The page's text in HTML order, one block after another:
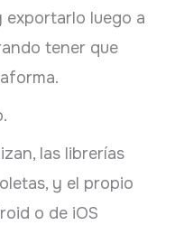
exportarlo luego a
tener que
las librerías
y el propio
o de iOS